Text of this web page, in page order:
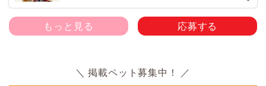
もっと見る 応募する